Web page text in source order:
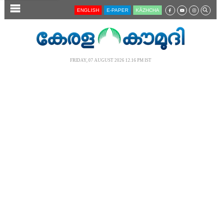
SECTIONS ENGLISH E-PAPER KĀZHCHA
FRIDAY, 07 AUGUST 2026 12.16 PM IST